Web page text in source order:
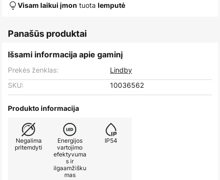
Visam laikui įmon tuota lemputė
Panašūs produktai
Išsami informacija apie gaminį
Prekės ženklas:
Lindby
SKU:
10036562
Produkto informacija
Negalima
pritemdyti
Energijos
vartojimo
efektyvuma
s ir
ilgaamžišku
mas
IP54